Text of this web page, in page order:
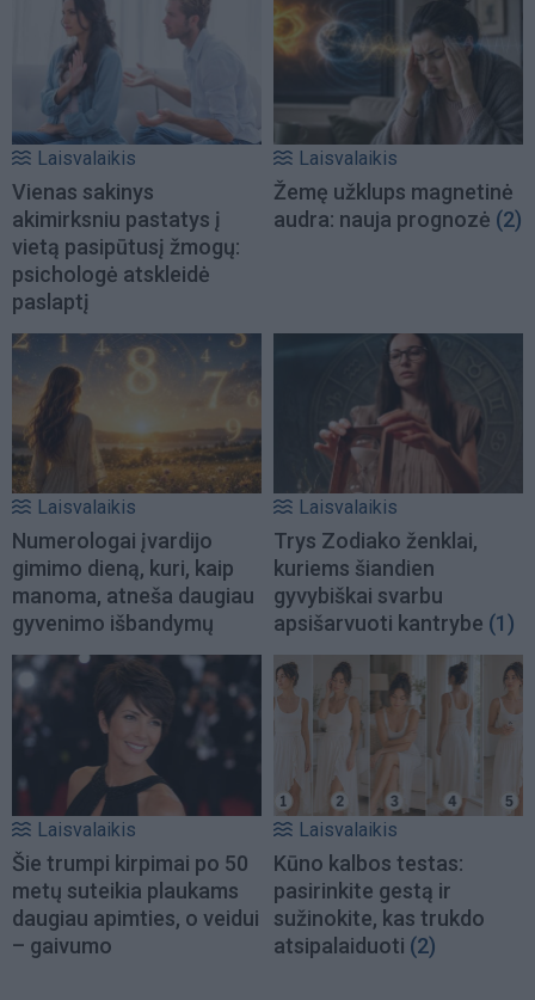
Laisvalaikis
Vienas sakinys
akimirksniu pastatys į
vietą pasipūtusį žmogų:
psichologė atskleidė
paslaptį
Laisvalaikis
Žemę užklups magnetinė
audra: nauja prognozė (2)
Laisvalaikis
Numerologai įvardijo
gimimo dieną, kuri, kaip
manoma, atneša daugiau
gyvenimo išbandymų
Laisvalaikis
Trys Zodiako ženklai,
kuriems šiandien
gyvybiškai svarbu
apsišarvuoti kantrybe (1)
Laisvalaikis
Šie trumpi kirpimai po 50
metų suteikia plaukams
daugiau apimties, o veidui
– gaivumo
Laisvalaikis
Kūno kalbos testas:
pasirinkite gestą ir
sužinokite, kas trukdo
atsipalaiduoti (2)